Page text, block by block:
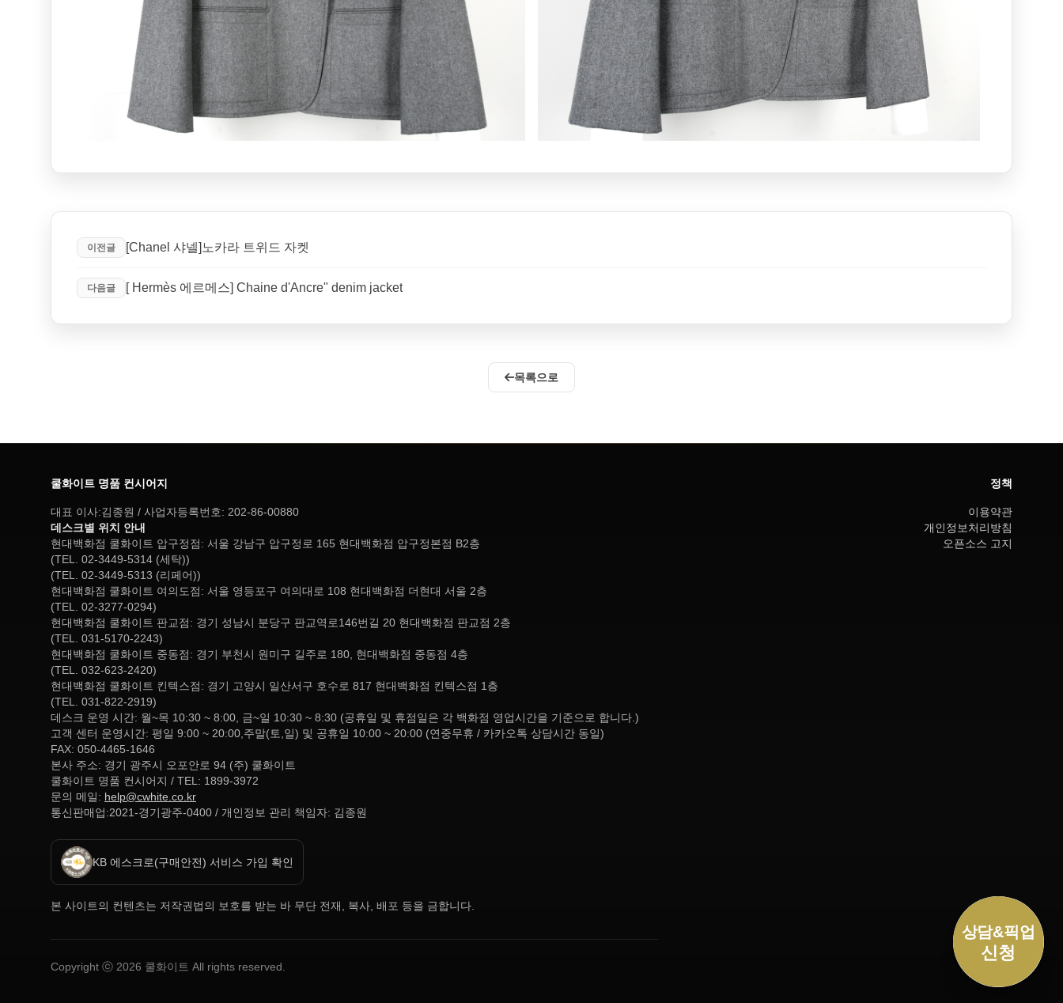
이전글 [Chanel 샤넬]노카라 트위드 자켓
다음글 [ Hermès 에르메스] Chaine d'Ancre" denim jacket
목록으로
쿨화이트 명품 컨시어지
대표 이사:김종원 / 사업자등록번호: 202-86-00880
데스크별 위치 안내
현대백화점 쿨화이트 압구정점: 서울 강남구 압구정로 165 현대백화점 압구정본점 B2층
(TEL. 02-3449-5314 (세탁))
(TEL. 02-3449-5313 (리페어))
현대백화점 쿨화이트 여의도점: 서울 영등포구 여의대로 108 현대백화점 더현대 서울 2층
(TEL. 02-3277-0294)
현대백화점 쿨화이트 판교점: 경기 성남시 분당구 판교역로146번길 20 현대백화점 판교점 2층
(TEL. 031-5170-2243)
현대백화점 쿨화이트 중동점: 경기 부천시 원미구 길주로 180, 현대백화점 중동점 4층
(TEL. 032-623-2420)
현대백화점 쿨화이트 킨텍스점: 경기 고양시 일산서구 호수로 817 현대백화점 킨텍스점 1층
(TEL. 031-822-2919)
데스크 운영 시간: 월~목 10:30 ~ 8:00, 금~일 10:30 ~ 8:30 (공휴일 및 휴점일은 각 백화점 영업시간을 기준으로 합니다.)
고객 센터 운영시간: 평일 9:00 ~ 20:00,주말(토,일) 및 공휴일 10:00 ~ 20:00 (연중무휴 / 카카오톡 상담시간 동일)
FAX: 050-4465-1646
본사 주소: 경기 광주시 오포안로 94 (주) 쿨화이트
쿨화이트 명품 컨시어지 / TEL: 1899-3972
문의 메일: help@cwhite.co.kr
통신판매업:2021-경기광주-0400 / 개인정보 관리 책임자: 김종원
KB 에스크로(구매안전) 서비스 가입 확인
본 사이트의 컨텐츠는 저작권법의 보호를 받는 바 무단 전재, 복사, 배포 등을 금합니다.
Copyright ⓒ 2026 쿨화이트 All rights reserved.
정책
이용약관
개인정보처리방침
오픈소스 고지